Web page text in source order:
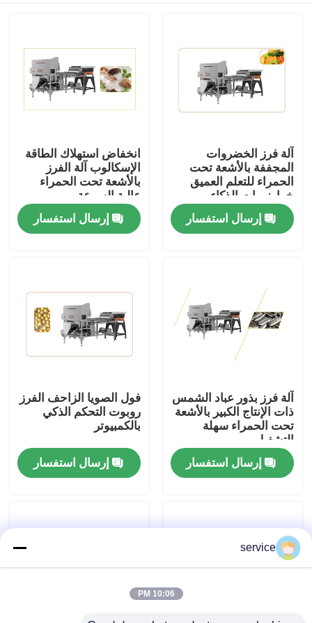
مسكن
أشرطة فيديو
عرض الواقع الافتراضي
معلومات عنا
جولة في المعمل
اتصل بنا
أخبار
آلة فرز الخضروات
المجففة بالأشعة تحت
الحمراء للتعلم العميق
خوارزميات الذكاء
الاصطناعي
إرسال استفسار
انخفاض استهلاك الطاقة
الإسكالوب آلة الفرز
بالأشعة تحت الحمراء
عالية السرعة
إرسال استفسار
آلة فرز بذور عباد الشمس
ذات الإنتاج الكبير بالأشعة
تحت الحمراء سهلة
التشغيل
إرسال استفسار
فول الصويا الزاحف الفرز
روبوت التحكم الذكي
بالكمبيوتر
إرسال استفسار
service
10:06 PM